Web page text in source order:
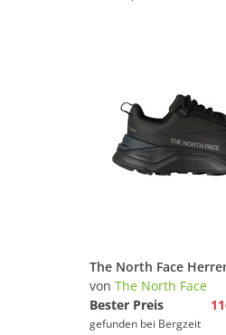
von The North Face
Bester Preis
gefunden bei Bergzeit